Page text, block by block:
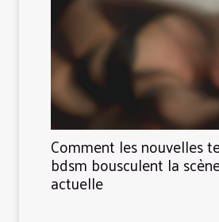
Comment les nouvelles
bdsm bousculent la
actuelle